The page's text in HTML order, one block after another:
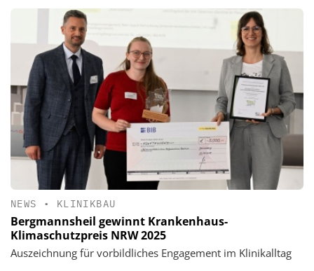
NEWS • KLINIKBAU
Bergmannsheil gewinnt Krankenhaus-
Klimaschutzpreis NRW 2025
Auszeichnung für vorbildliches Engagement im Klinikalltag